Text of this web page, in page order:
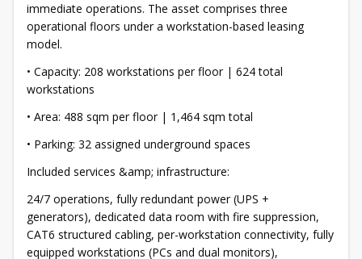
immediate operations. The asset comprises three
operational floors under a workstation-based leasing
model.
• Capacity: 208 workstations per floor | 624 total
workstations
• Area: 488 sqm per floor | 1,464 sqm total
• Parking: 32 assigned underground spaces
Included services &amp; infrastructure:
24/7 operations, fully redundant power (UPS +
generators), dedicated data room with fire suppression,
CAT6 structured cabling, per-workstation connectivity, fully
equipped workstations (PCs and dual monitors),